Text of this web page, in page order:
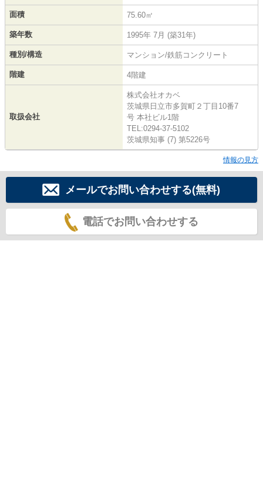
面積 75.60㎡
築年数 1995年 7月 (築31年)
種別/構造 マンション/鉄筋コンクリート
階建 4階建
取扱会社
株式会社オカベ
茨城県日立市多賀町２丁目10番7
号 本社ビル1階
TEL:0294-37-5102
茨城県知事 (7) 第5226号
情報の見方
メールでお問い合わせする(無料)
電話でお問い合わせする